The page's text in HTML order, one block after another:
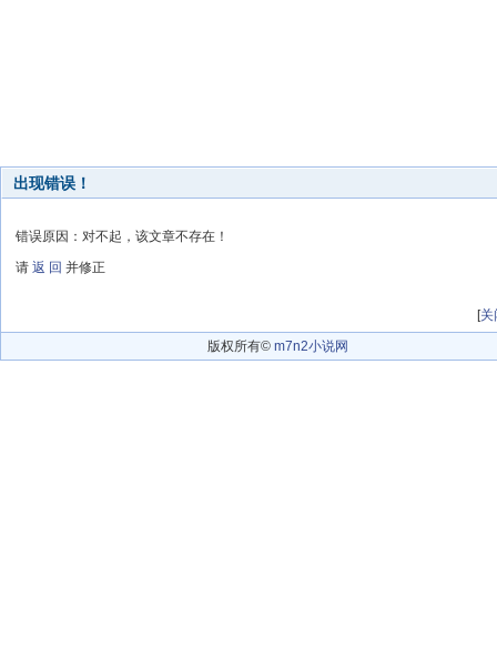
出现错误！
错误原因：对不起，该文章不存在！
请 返 回 并修正
[关
版权所有© m7n2小说网